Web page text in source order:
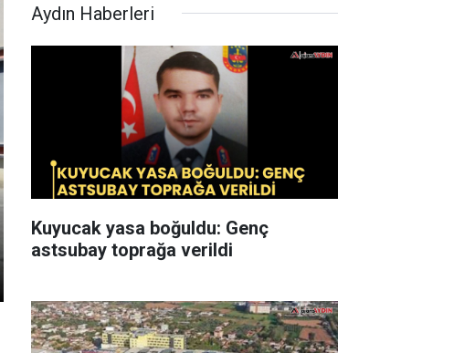
Aydın Haberleri
Kuyucak yasa boğuldu: Genç
astsubay toprağa verildi